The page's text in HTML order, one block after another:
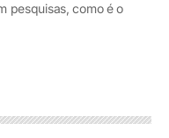
pesquisas, como é o